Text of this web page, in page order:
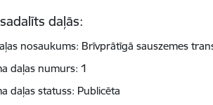
daļās:
nosaukums: Brīvprātīgā sauszemes
daļas numurs: 1
daļas statuss: Publicēta